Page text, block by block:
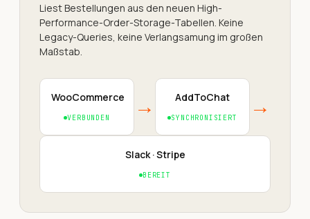
Liest Bestellungen aus den neuen High-
Performance-Order-Storage-Tabellen. Keine
Legacy-Queries, keine Verlangsamung im großen
Maßstab.
WooCommerce
VERBUNDEN → AddToChat
SYNCHRONISIERT →
Slack · Stripe
BEREIT